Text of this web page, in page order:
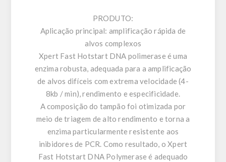
PRODUTO:
Aplicação principal: amplificação rápida de
alvos complexos
Xpert Fast Hotstart DNA polimerase é uma
enzima robusta, adequada para a amplificação
de alvos difíceis com extrema velocidade (4-
8kb / min), rendimento e especificidade.
A composição do tampão foi otimizada por
meio de triagem de alto rendimento e torna a
enzima particularmente resistente aos
inibidores de PCR. Como resultado, o Xpert
Fast Hotstart DNA Polymerase é adequado